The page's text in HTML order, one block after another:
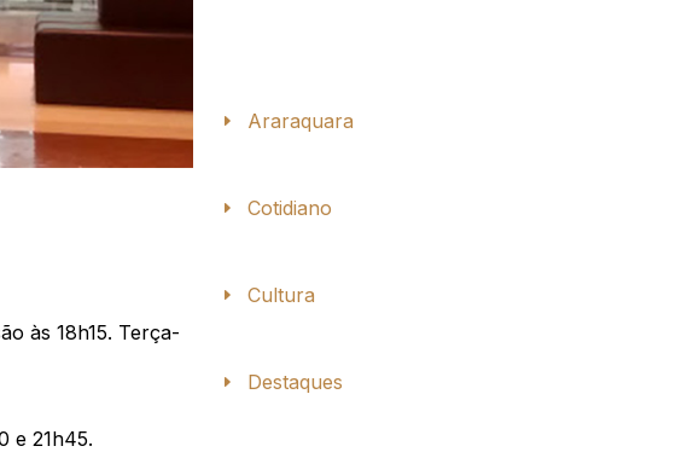
às 18h15. Terça-
e 21h45.
Araraquara
Cotidiano
Cultura
Destaques